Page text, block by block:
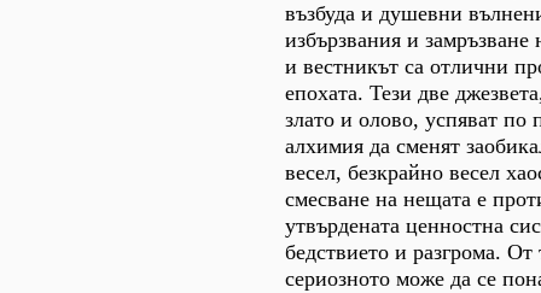
възбуда и душевни
избързвания и замръзване
и вестникът са отлични
епохата. Тези две
злато и олово, успяват по
алхимия да сменят
весел, безкрайно весел
смесване на нещата е
утвърдената ценностна
бедствието и разгрома.
сериозното може да се